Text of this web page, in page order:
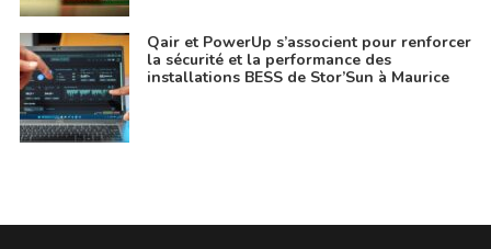
Qair et PowerUp s’associent pour renforcer
la sécurité et la performance des
installations BESS de Stor’Sun à Maurice